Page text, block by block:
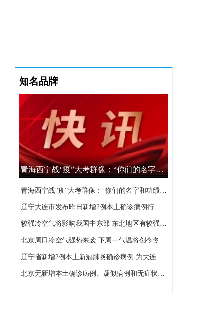
知名品牌
青海西宁战“疫”大考群像：“你们的名字和功绩，西宁不会忘记”
青海西宁战“疫”大考群像：“你们的名字和功绩，西宁不会忘记”
辽宁大连市发布昨日新增2例本土确诊病例行程轨迹
较强冷空气将影响我国中东部 东北地区有较强降雪
北京周日冷空气强势来袭 下周一气温将创今冬以来新低
辽宁省新增2例本土新冠肺炎确诊病例 为大连市报告
北京无新增本土确诊病例、疑似病例和无症状感染者